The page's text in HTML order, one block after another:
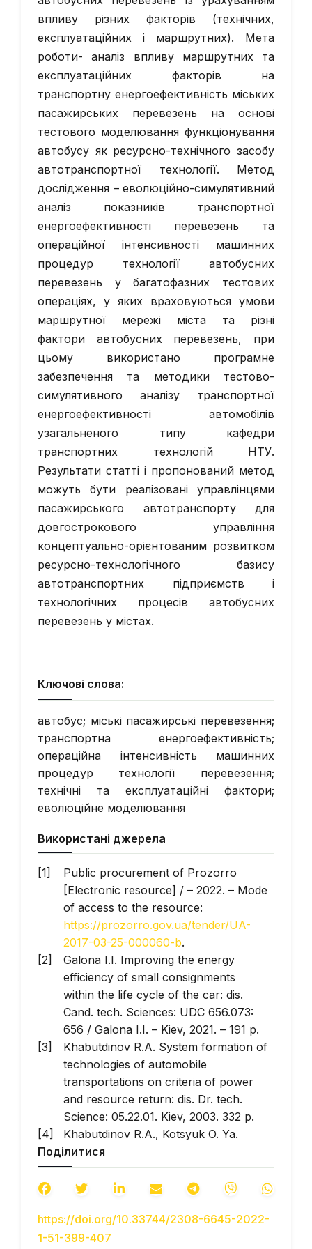
впливу різних факторів (технічних,
експлуатаційних і маршрутних). Мета
роботи- аналіз впливу маршрутних та
експлуатаційних факторів на
транспортну енергоефективність міських
пасажирських перевезень на основі
тестового моделювання функціонування
автобусу як ресурсно-технічного засобу
автотранспортної технології. Метод
дослідження – еволюційно-симулятивний
аналіз показників транспортної
енергоефективності перевезень та
операційної інтенсивності машинних
процедур технології автобусних
перевезень у багатофазних тестових
операціях, у яких враховуються умови
маршрутної мережі міста та різні
фактори автобусних перевезень, при
цьому використано програмне
забезпечення та методики тестово-
симулятивного аналізу транспортної
енергоефективності автомобілів
узагальненого типу кафедри
транспортних технологій НТУ.
Результати статті і пропонований метод
можуть бути реалізовані управлінцями
пасажирського автотранспорту для
довгострокового управління
концептуально-орієнтованим розвитком
ресурсно-технологічного базису
автотранспортних підприємств і
технологічних процесів автобусних
перевезень у містах.
Ключові слова:
автобус; міські пасажирські перевезення;
транспортна енергоефективність;
операційна інтенсивність машинних
процедур технології перевезення;
технічні та експлуатаційні фактори;
еволюційне моделювання
Використані джерела
Public procurement of Prozorro
[Electronic resource] / – 2022. – Mode
of access to the resource:
https://prozorro.gov.ua/tender/UA-
2017-03-25-000060-b.
Galona I.I. Improving the energy
efficiency of small consignments
within the life cycle of the car: dis.
Cand. tech. Sciences: UDC 656.073:
656 / Galona I.I. – Kiev, 2021. – 191 p.
Khabutdinov R.A. System formation of
technologies of automobile
transportations on criteria of power
and resource return: dis. Dr. tech.
Science: 05.22.01. Kiev, 2003. 332 p.
Khabutdinov R.A., Kotsyuk O. Ya.
Energy efficiency of the car. K.: UTU,
1997. 137 s.
Pitsyk M.G. Improving the transport
bus transportation: dis. Cand. tech.
Sciences: UDC 656.13.072 / Pitsyk
Поділитися
https://doi.org/10.33744/2308-6645-2022-
1-51-399-407